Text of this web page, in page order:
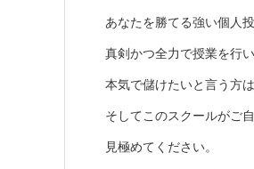
あなたを勝てる強い個人
真剣かつ全力で授業を行い
本気で儲けたいと言う方
そしてこのスクールがご
見極めてください。